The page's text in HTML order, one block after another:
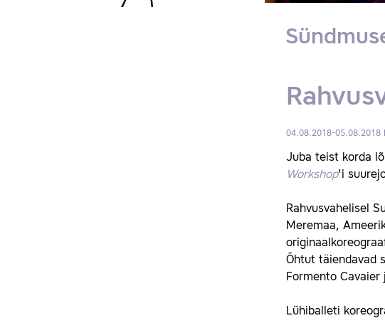
04.08.2018-05.08.2018
Juba teist korda
Workshop'i
Rahvusvahelisel
Meremaa,
Õhtut täiendavad
Formento
Lühiballeti